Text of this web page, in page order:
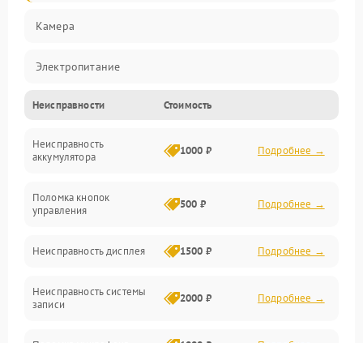
Камера
Электропитание
Память/Носитель
Хранение данных
Управление
Неисправности Стоимость
Неисправность
аккумулятора
1000 ₽ Подробнее →
Поломка кнопок
управления
500 ₽ Подробнее →
Неисправность дисплея 1500 ₽ Подробнее →
Неисправность системы
записи
2000 ₽ Подробнее →